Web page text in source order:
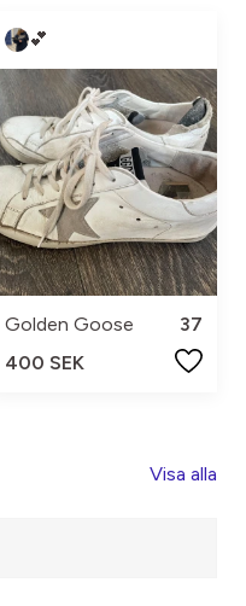
💕
Golden Goose
37
400 SEK
Visa alla